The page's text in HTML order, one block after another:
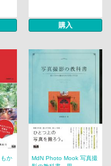
購入
か
MdN Photo Mook 写真撮